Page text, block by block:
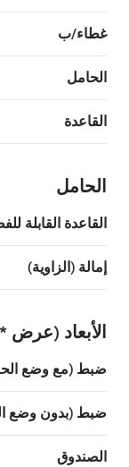
غطاء/ب
الحامل
القاعدة
الحامل
القاعدة القابلة
إمالة (الزاوية)
الأبعاد
ضبط (مع وضع
ضبط (بدون وضع
الصندوق